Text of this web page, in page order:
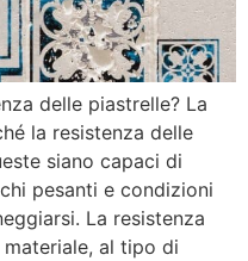
delle piastrelle? La
la resistenza delle
siano capaci di
pesanti e condizioni
La resistenza
al tipo di